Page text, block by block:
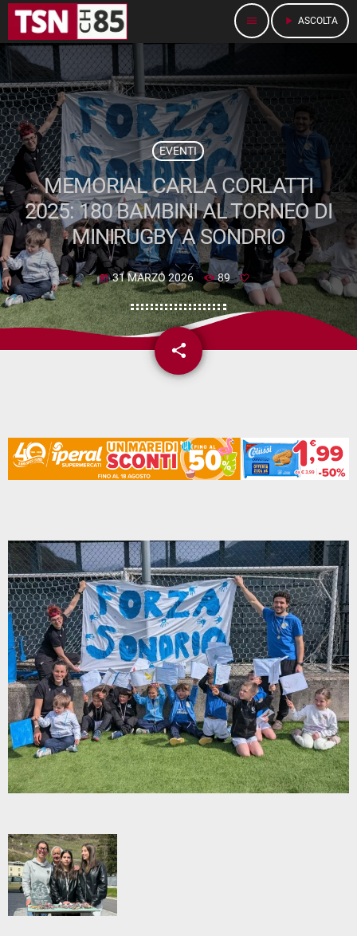
menu play_arrow ASCOLTA
EVENTI
MEMORIAL CARLA CORLATTI
2025: 180 BAMBINI AL TORNEO DI
MINIRUGBY A SONDRIO
today 31 MARZO 2026 89
share
email